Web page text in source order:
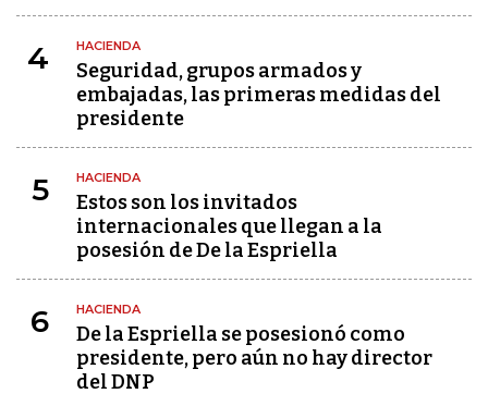
4 HACIENDA
Seguridad, grupos armados y
embajadas, las primeras medidas del
presidente
5 HACIENDA
Estos son los invitados
internacionales que llegan a la
posesión de De la Espriella
6 HACIENDA
De la Espriella se posesionó como
presidente, pero aún no hay director
del DNP